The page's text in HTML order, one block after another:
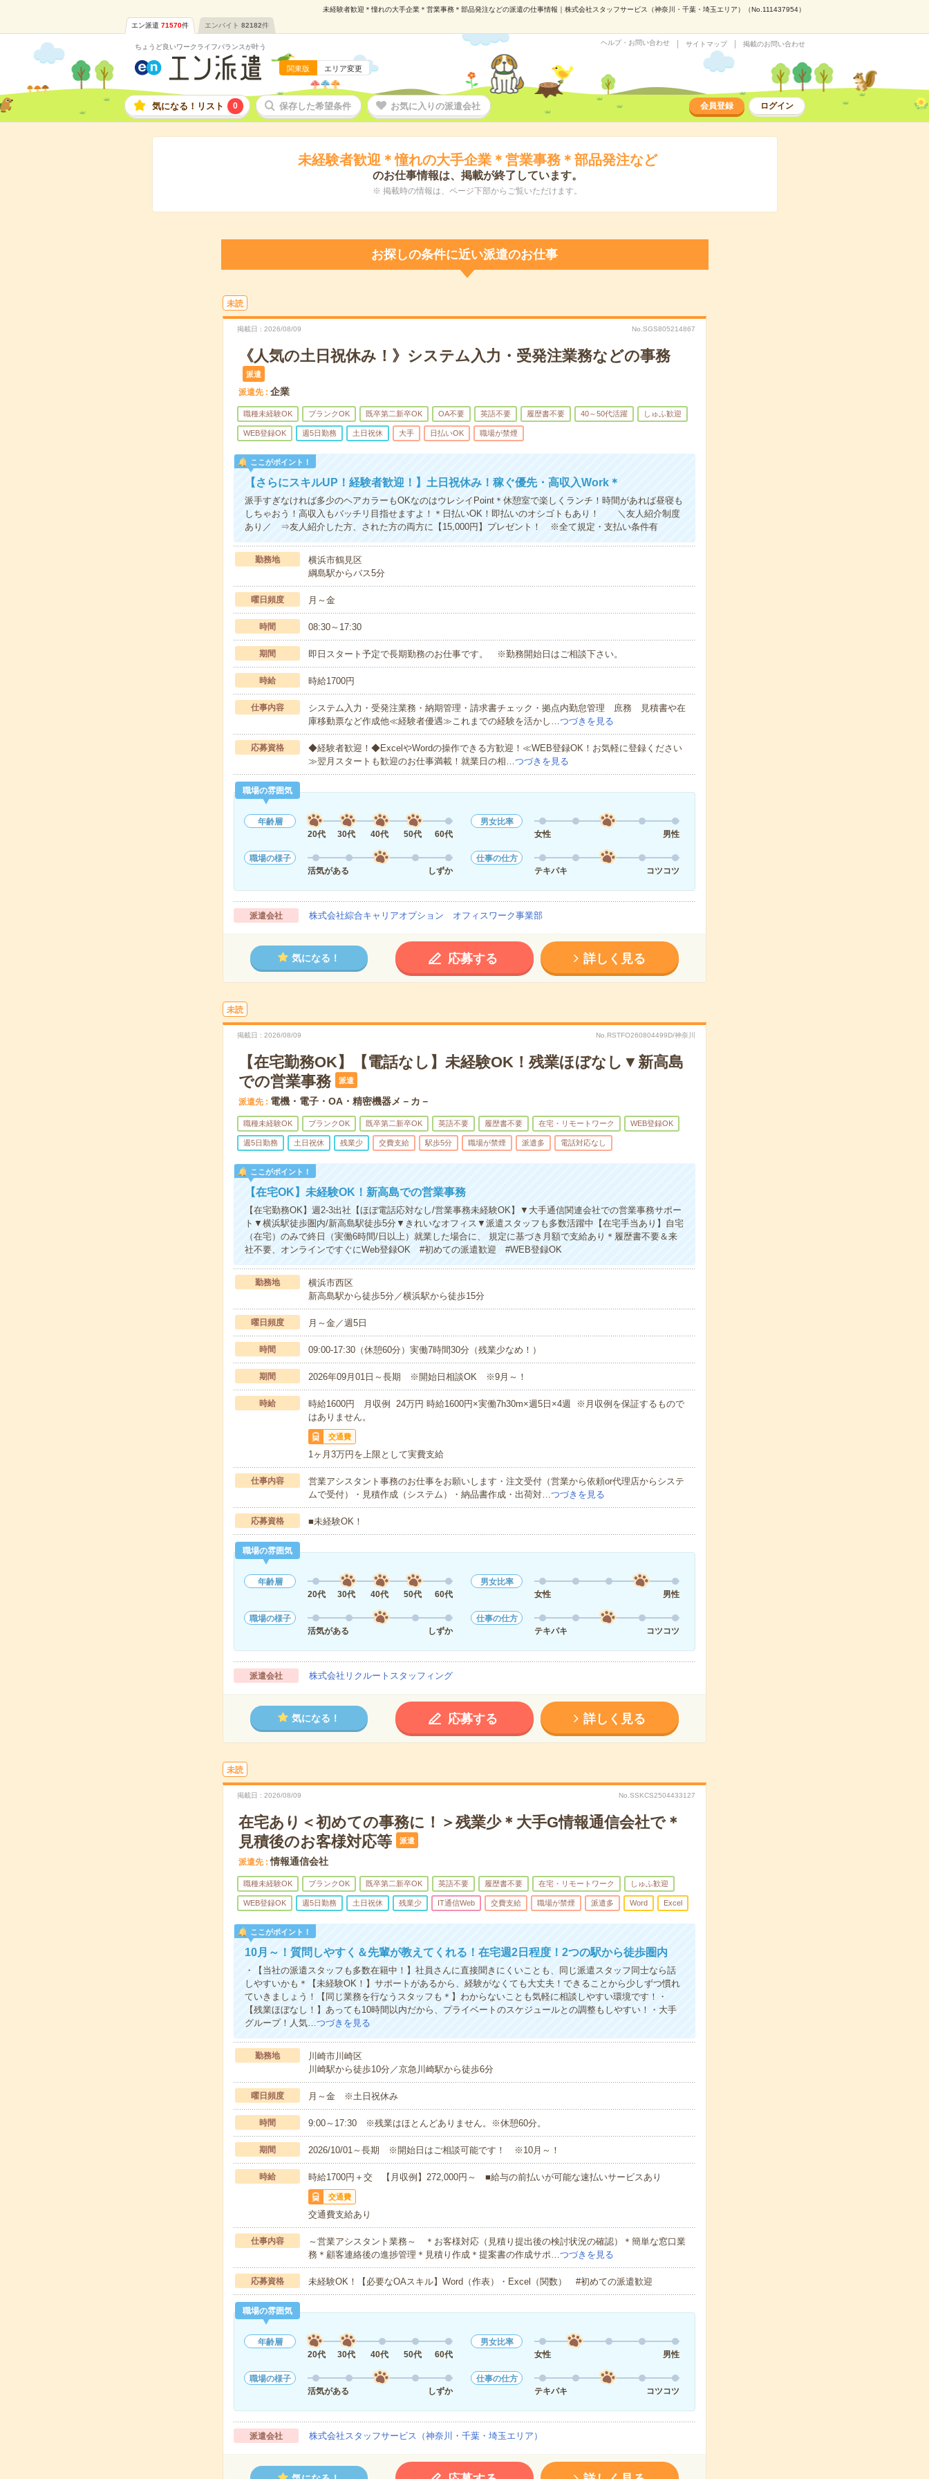
未経験者歓迎＊憧れの大手企業＊営業事務＊部品発注などの派遣の仕事情報｜株式会社スタッフサービス（神奈川・千葉・埼玉エリア）（No.111437954）
エン派遣 71570件 エンバイト 82182件
ちょうど良いワークライフバランスが叶う
関東版 エリア変更
ヘルプ・お問い合わせ サイトマップ 掲載のお問い合わせ
気になる！リスト 0 保存した希望条件 お気に入りの派遣会社 会員登録 ログイン
未経験者歓迎＊憧れの大手企業＊営業事務＊部品発注など
のお仕事情報は、掲載が終了しています。
※ 掲載時の情報は、ページ下部からご覧いただけます。
お探しの条件に近い派遣のお仕事
未読
掲載日 2026/08/09 No.SGS805214867
《人気の土日祝休み！》システム入力・受発注業務などの事務
派遣
派遣先 企業
職種未経験OK ブランクOK 既卒第二新卒OK OA不要 英語不要 履歴書不要 40～50代活躍 しゅふ歓迎
WEB登録OK 週5日勤務 土日祝休 大手 日払いOK 職場が禁煙
ここがポイント！
【さらにスキルUP！経験者歓迎！】土日祝休み！稼ぐ優先・高収入Work＊
派手すぎなければ多少のヘアカラーもOKなのはウレシイPoint＊休憩室で楽しくランチ！時間があれば昼寝も
しちゃおう！高収入もバッチリ目指せますよ！＊日払いOK！即払いのオシゴトもあり！ ＼友人紹介制度
あり／ ⇒友人紹介した方、された方の両方に【15,000円】プレゼント！ ※全て規定・支払い条件有
勤務地
横浜市鶴見区
綱島駅からバス5分
曜日頻度 月～金
時間 08:30～17:30
期間 即日スタート予定で長期勤務のお仕事です。 ※勤務開始日はご相談下さい。
時給 時給1700円
仕事内容
システム入力・受発注業務・納期管理・請求書チェック・拠点内勤怠管理 庶務 見積書や在
庫移動票など作成他≪経験者優遇≫これまでの経験を活かし…つづきを見る
応募資格
◆経験者歓迎！◆ExcelやWordの操作できる方歓迎！≪WEB登録OK！お気軽に登録ください
≫翌月スタートも歓迎のお仕事満載！就業日の相…つづきを見る
職場の雰囲気
年齢層
20代
30代 40代 50代 60代
男女比率
女性
男性
職場の様子
活気がある
しずか
仕事の仕方
テキパキ
コツコツ
派遣会社 株式会社綜合キャリアオプション オフィスワーク事業部
気になる！ 応募する 詳しく見る
未読
掲載日 2026/08/09 No.RSTFO260804499D/神奈川
【在宅勤務OK】【電話なし】未経験OK！残業ほぼなし▼新高島
での営業事務
派遣
派遣先 電機・電子・OA・精密機器メ－カ－
職種未経験OK ブランクOK 既卒第二新卒OK 英語不要 履歴書不要 在宅・リモートワーク WEB登録OK
週5日勤務 土日祝休 残業少 交費支給 駅歩5分 職場が禁煙 派遣多 電話対応なし
ここがポイント！
【在宅OK】未経験OK！新高島での営業事務
【在宅勤務OK】週2-3出社【ほぼ電話応対なし/営業事務未経験OK】▼大手通信関連会社での営業事務サポー
ト▼横浜駅徒歩圏内/新高島駅徒歩5分▼きれいなオフィス▼派遣スタッフも多数活躍中【在宅手当あり】自宅
（在宅）のみで終日（実働6時間/日以上）就業した場合に、 規定に基づき月額で支給あり＊履歴書不要＆来
社不要、オンラインですぐにWeb登録OK #初めての派遣歓迎 #WEB登録OK
勤務地
横浜市西区
新高島駅から徒歩5分／横浜駅から徒歩15分
曜日頻度 月～金／週5日
時間 09:00-17:30（休憩60分）実働7時間30分（残業少なめ！）
期間 2026年09月01日～長期 ※開始日相談OK ※9月～！
時給
時給1600円 月収例 24万円 時給1600円×実働7h30m×週5日×4週 ※月収例を保証するもので
はありません。
交通費
1ヶ月3万円を上限として実費支給
仕事内容
営業アシスタント事務のお仕事をお願いします・注文受付（営業から依頼or代理店からシステ
ムで受付）・見積作成（システム）・納品書作成・出荷対…つづきを見る
応募資格 ■未経験OK！
職場の雰囲気
年齢層
20代
30代 40代 50代 60代
男女比率
女性
男性
職場の様子
活気がある
しずか
仕事の仕方
テキパキ
コツコツ
派遣会社 株式会社リクルートスタッフィング
気になる！ 応募する 詳しく見る
未読
掲載日 2026/08/09 No.SSKCS2504433127
在宅あり＜初めての事務に！＞残業少＊大手G情報通信会社で＊
見積後のお客様対応等
派遣
派遣先 情報通信会社
職種未経験OK ブランクOK 既卒第二新卒OK 英語不要 履歴書不要 在宅・リモートワーク しゅふ歓迎
WEB登録OK 週5日勤務 土日祝休 残業少 IT通信Web 交費支給 職場が禁煙 派遣多 Word Excel
ここがポイント！
10月～！質問しやすく＆先輩が教えてくれる！在宅週2日程度！2つの駅から徒歩圏内
・【当社の派遣スタッフも多数在籍中！】社員さんに直接聞きにくいことも、同じ派遣スタッフ同士なら話
しやすいかも＊【未経験OK！】サポートがあるから、経験がなくても大丈夫！できることから少しずつ慣れ
ていきましょう！【同じ業務を行なうスタッフも＊】わからないことも気軽に相談しやすい環境です！・
【残業ほぼなし！】あっても10時間以内だから、プライベートのスケジュールとの調整もしやすい！・大手
グループ！人気…つづきを見る
勤務地
川崎市川崎区
川崎駅から徒歩10分／京急川崎駅から徒歩6分
曜日頻度 月～金 ※土日祝休み
時間 9:00～17:30 ※残業はほとんどありません。※休憩60分。
期間 2026/10/01～長期 ※開始日はご相談可能です！ ※10月～！
時給 時給1700円＋交 【月収例】272,000円～ ■給与の前払いが可能な速払いサービスあり
交通費
交通費支給あり
仕事内容
～営業アシスタント業務～ ＊お客様対応（見積り提出後の検討状況の確認）＊簡単な窓口業
務＊顧客連絡後の進捗管理＊見積り作成＊提案書の作成サポ…つづきを見る
応募資格 未経験OK！【必要なOAスキル】Word（作表）・Excel（関数） #初めての派遣歓迎
職場の雰囲気
年齢層
20代
30代 40代 50代 60代
男女比率
女性
男性
職場の様子
活気がある
しずか
仕事の仕方
テキパキ
コツコツ
派遣会社 株式会社スタッフサービス（神奈川・千葉・埼玉エリア）